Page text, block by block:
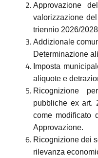
Approvazione
valorizzazione
triennio 2026/
Addizionale
Determinazione
Imposta
aliquote e
Ricognizione
pubbliche ex art.
come modificato
Approvazione.
Ricognizione dei
rilevanza